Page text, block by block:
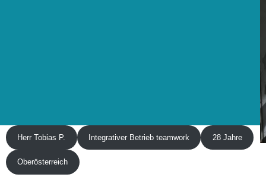
Herr Tobias P. Integrativer Betrieb teamwork 28 Jahre
Oberösterreich